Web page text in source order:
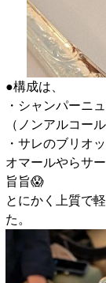
●構成は、
・シャンパーニ
（ノンアルコー
・サレのブリオ
オマールやらサ
旨旨😱
とにかく上質で
た。